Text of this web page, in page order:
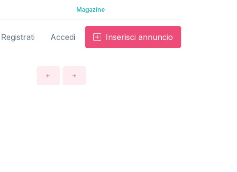
Magazine
Registrati Accedi Inserisci annuncio